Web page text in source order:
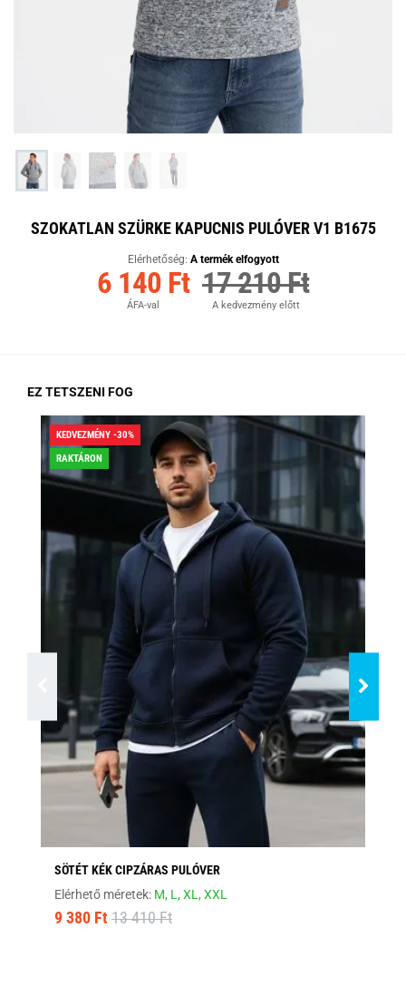
SZOKATLAN SZÜRKE KAPUCNIS PULÓVER V1 B1675
Elérhetőség: A termék elfogyott
6 140 Ft
ÁFA-val
17 210 Ft
A kedvezmény előtt
EZ TETSZENI FOG
KEDVEZMÉNY -30%
RAKTÁRON
SÖTÉT KÉK CIPZÁRAS PULÓVER
Elérhető méretek: M, L,XL,XXL
9 380 Ft 13 410 Ft